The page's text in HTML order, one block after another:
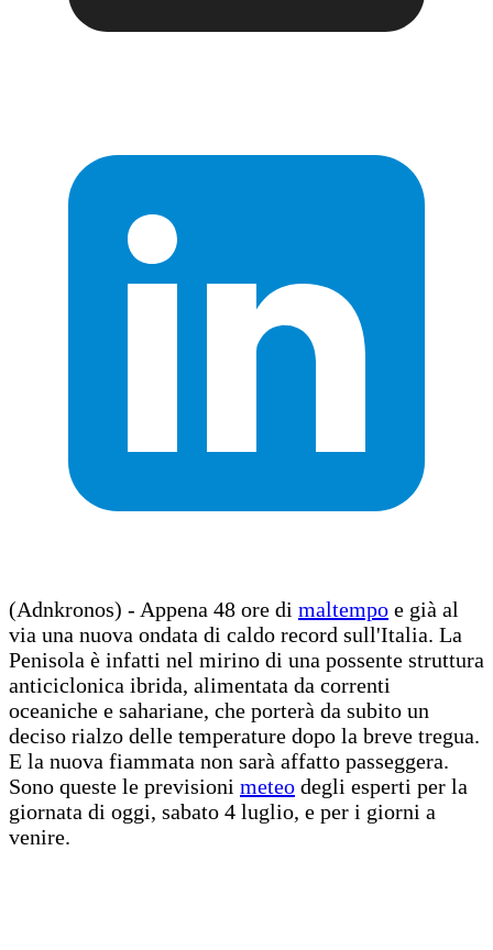
(Adnkronos) - Appena 48 ore di maltempo e già al
via una nuova ondata di caldo record sull'Italia. La
Penisola è infatti nel mirino di una possente struttura
anticiclonica ibrida, alimentata da correnti
oceaniche e sahariane, che porterà da subito un
deciso rialzo delle temperature dopo la breve tregua.
E la nuova fiammata non sarà affatto passeggera.
Sono queste le previsioni meteo degli esperti per la
giornata di oggi, sabato 4 luglio, e per i giorni a
venire.